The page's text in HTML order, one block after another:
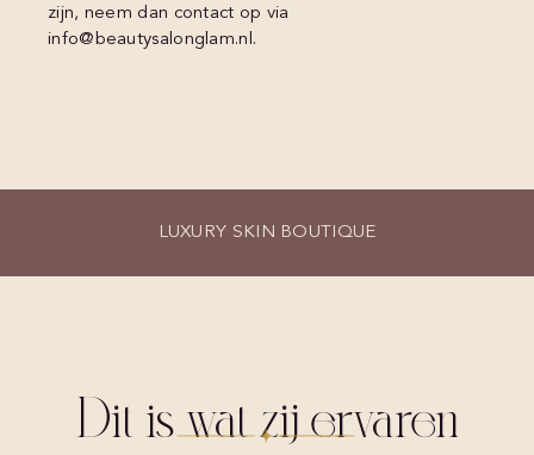
zijn, neem dan contact op via
info@beautysalonglam.nl.
LUXURY SKIN BOUTIQUE
Dit is wat zij ervaren